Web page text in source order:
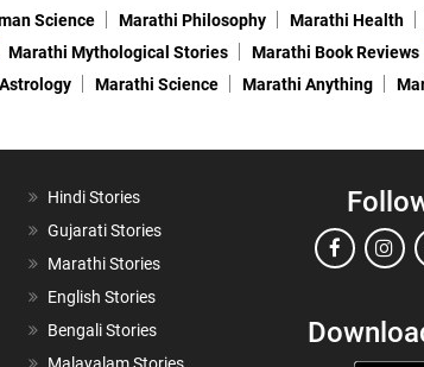
Science Marathi Philosophy Marathi Health
Marathi Mythological Stories Marathi Book Reviews
Marathi Science Marathi Anything
Hindi Stories
Gujarati Stories
Marathi Stories
English Stories
Bengali Stories